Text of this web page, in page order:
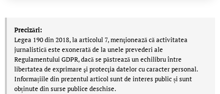
Precizări:
Legea 190 din 2018, la articolul 7, menţionează că activitatea
jurnalistică este exonerată de la unele prevederi ale
Regulamentului GDPR, dacă se păstrează un echilibru între
libertatea de exprimare şi protecţia datelor cu caracter personal.
Informațiile din prezentul articol sunt de interes public și sunt
obținute din surse publice deschise.